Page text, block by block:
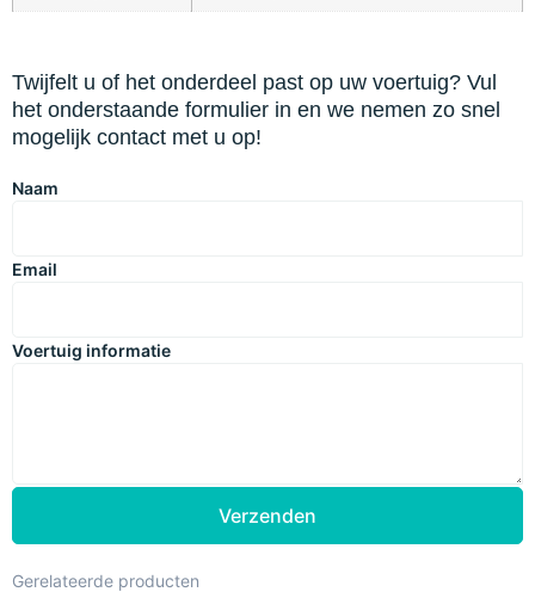
Twijfelt u of het onderdeel past op uw voertuig? Vul
het onderstaande formulier in en we nemen zo snel
mogelijk contact met u op!
Naam
Email
Voertuig informatie
Verzenden
Gerelateerde producten